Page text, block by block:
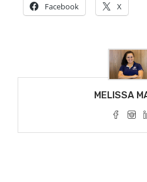
Facebook X
MELISSA